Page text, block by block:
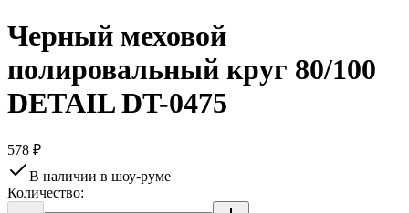
Черный меховой
полировальный круг 80/100
DETAIL DT-0475
578 ₽
В наличии в шоу-руме
Количество: